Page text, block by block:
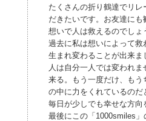
たくさんの折り鶴達でリ
だきたいです。お友達にも
想いで人は救えるのでしょ
過去に私は想いによって
生まれ変わることが出来ま
人は自分一人では変われ
来る。もう一度だけ、も
の中に力をくれているのだ
毎日が少しでも幸せな方向
最後にこの「1000smiles